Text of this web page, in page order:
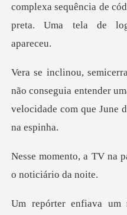
a sequência de
preta
o conseguia entender
veloc